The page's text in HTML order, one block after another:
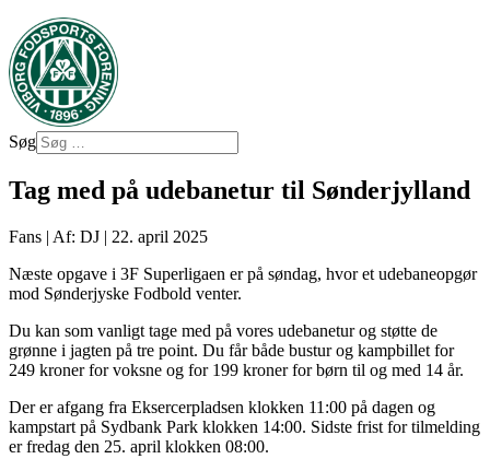
Søg
Tag med på udebanetur til Sønderjylland
Fans | Af: DJ | 22. april 2025
Næste opgave i 3F Superligaen er på søndag, hvor et udebaneopgør
mod Sønderjyske Fodbold venter.
Du kan som vanligt tage med på vores udebanetur og støtte de
grønne i jagten på tre point. Du får både bustur og kampbillet for
249 kroner for voksne og for 199 kroner for børn til og med 14 år.
Der er afgang fra Eksercerpladsen klokken 11:00 på dagen og
kampstart på Sydbank Park klokken 14:00. Sidste frist for tilmelding
er fredag den 25. april klokken 08:00.